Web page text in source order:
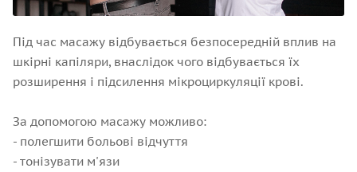
Під час масажу відбувається безпосередній вплив на
шкірні капіляри, внаслідок чого відбувається їх
розширення і підсилення мікроциркуляції крові.
За допомогою масажу можливо:
- полегшити больові відчуття
- тонізувати м'язи